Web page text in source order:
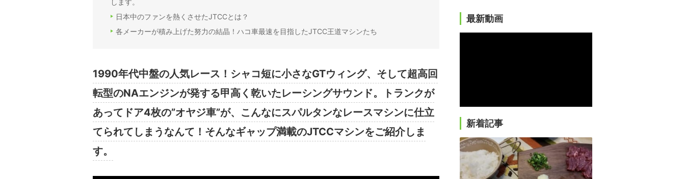
します。
日本中のファンを熱くさせたJTCCとは？
各メーカーが積み上げた努力の結晶！ハコ車最速を目指したJTCC王道マシンたち
1990年代中盤の人気レース！シャコ短に小さなGTウィング、そして超高回
転型のNAエンジンが発する甲高く乾いたレーシングサウンド。トランクが
あってドア4枚の”オヤジ車”が、こんなにスパルタンなレースマシンに仕立
てられてしまうなんて！そんなギャップ満載のJTCCマシンをご紹介しま
す。
最新動画
新着記事